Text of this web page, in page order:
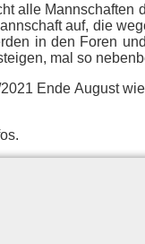
alle
auf, die
in den Fo­ren
mal so
Ende Au­gust